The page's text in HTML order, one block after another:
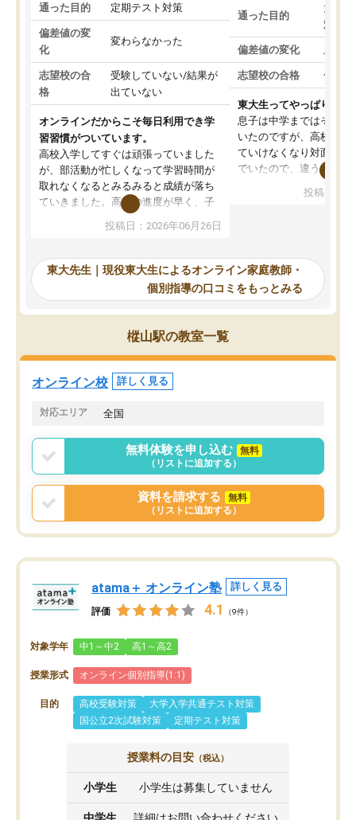
通った目的 定期テスト対策
偏差値の変
化
変わらなかった
志望校の合
格
受験していない/結果が
出ていない
オンラインだからこそ毎日利用でき学
習習慣がついています。
高校入学してすぐは頑張っていました
が、部活動が忙しくなって学習時間が
取れなくなるとみるみると成績が落ち
ていきました。高校の進度が早く、子
供も家に帰って勉強の話すると嫌な反
応を示します。東大先生にお願いして
れるので、親としても安心です。毎日
使える自習室とかもあり、わからない
ところがあれば先生が回答してくれる
のも重宝しています。
投稿日：2026年06月26日
通った目的
大学
対策
偏差値の変化
志望校の合格 合格
東大生ってやっぱりすご
息子は中学まではそこそ
いたのですが、高校に入
ていけなくなり対面の塾
でいたので、違うアプロ
で、当初は模試でD判定
自習室が毎日使えていつ
るのが心強かったよう
謝です。
投稿日：
東大先生｜現役東大生によるオンライン家庭教師・
個別指導の口コミをもっとみる
樅山駅の教室一覧
オンライン校 詳しく見る
対応エリア 全国
無料体験を申し込む
無料
（リストに追加する）
資料を請求する
無料
（リストに追加する）
atama＋ オンライン塾 詳しく見る
評価 4.1 （9件）
対象学年 中1～中2 高1～高2
授業形式 オンライン個別指導(1:1)
目的 高校受験対策
大学入学共通テスト対策
国公立2次試験対策
定期テスト対策
授業料の目安 （税込）
小学生 小学生は募集していません